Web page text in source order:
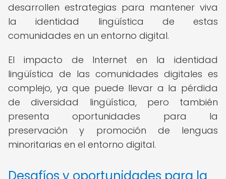
desarrollen estrategias para mantener viva
la identidad lingüística de estas
comunidades en un entorno digital.
El impacto de Internet en la identidad
lingüística de las comunidades digitales es
complejo, ya que puede llevar a la pérdida
de diversidad lingüística, pero también
presenta oportunidades para la
preservación y promoción de lenguas
minoritarias en el entorno digital.